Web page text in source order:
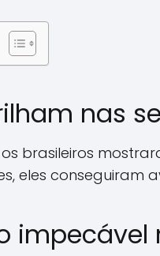
nas
brasileiros
eles conseguiram